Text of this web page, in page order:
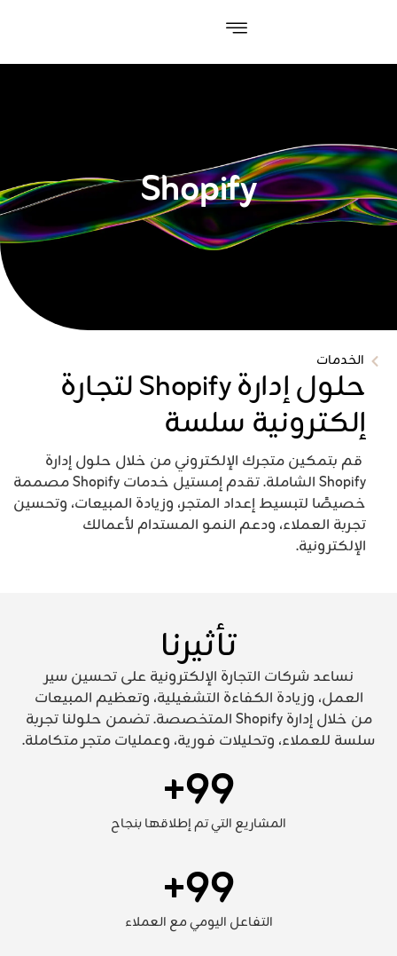
Shopify
الخدمات
حلول إدارة Shopify لتجارة
إلكترونية سلسة
قم بتمكين متجرك الإلكتروني من خلال حلول إدارة
Shopify الشاملة. تقدم إمستيل خدمات Shopify مصممة
خصيصًا لتبسيط إعداد المتجر، وزيادة المبيعات، وتحسين
تجربة العملاء، ودعم النمو المستدام لأعمالك
الإلكترونية.
تأثيرنا
نساعد شركات التجارة الإلكترونية على تحسين سير
العمل، وزيادة الكفاءة التشغيلية، وتعظيم المبيعات
من خلال إدارة Shopify المتخصصة. تضمن حلولنا تجربة
سلسة للعملاء، وتحليلات فورية، وعمليات متجر متكاملة.
المشاريع التي تم إطلاقها بنجاح
99
+
التفاعل اليومي مع العملاء
99
+